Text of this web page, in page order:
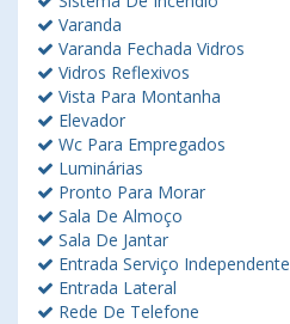
Varanda
Varanda Fechada Vidros
Vidros Reflexivos
Vista Para Montanha
Elevador
Wc Para Empregados
Luminárias
Pronto Para Morar
Sala De Almoço
Sala De Jantar
Entrada Serviço Independente
Entrada Lateral
Rede De Telefone